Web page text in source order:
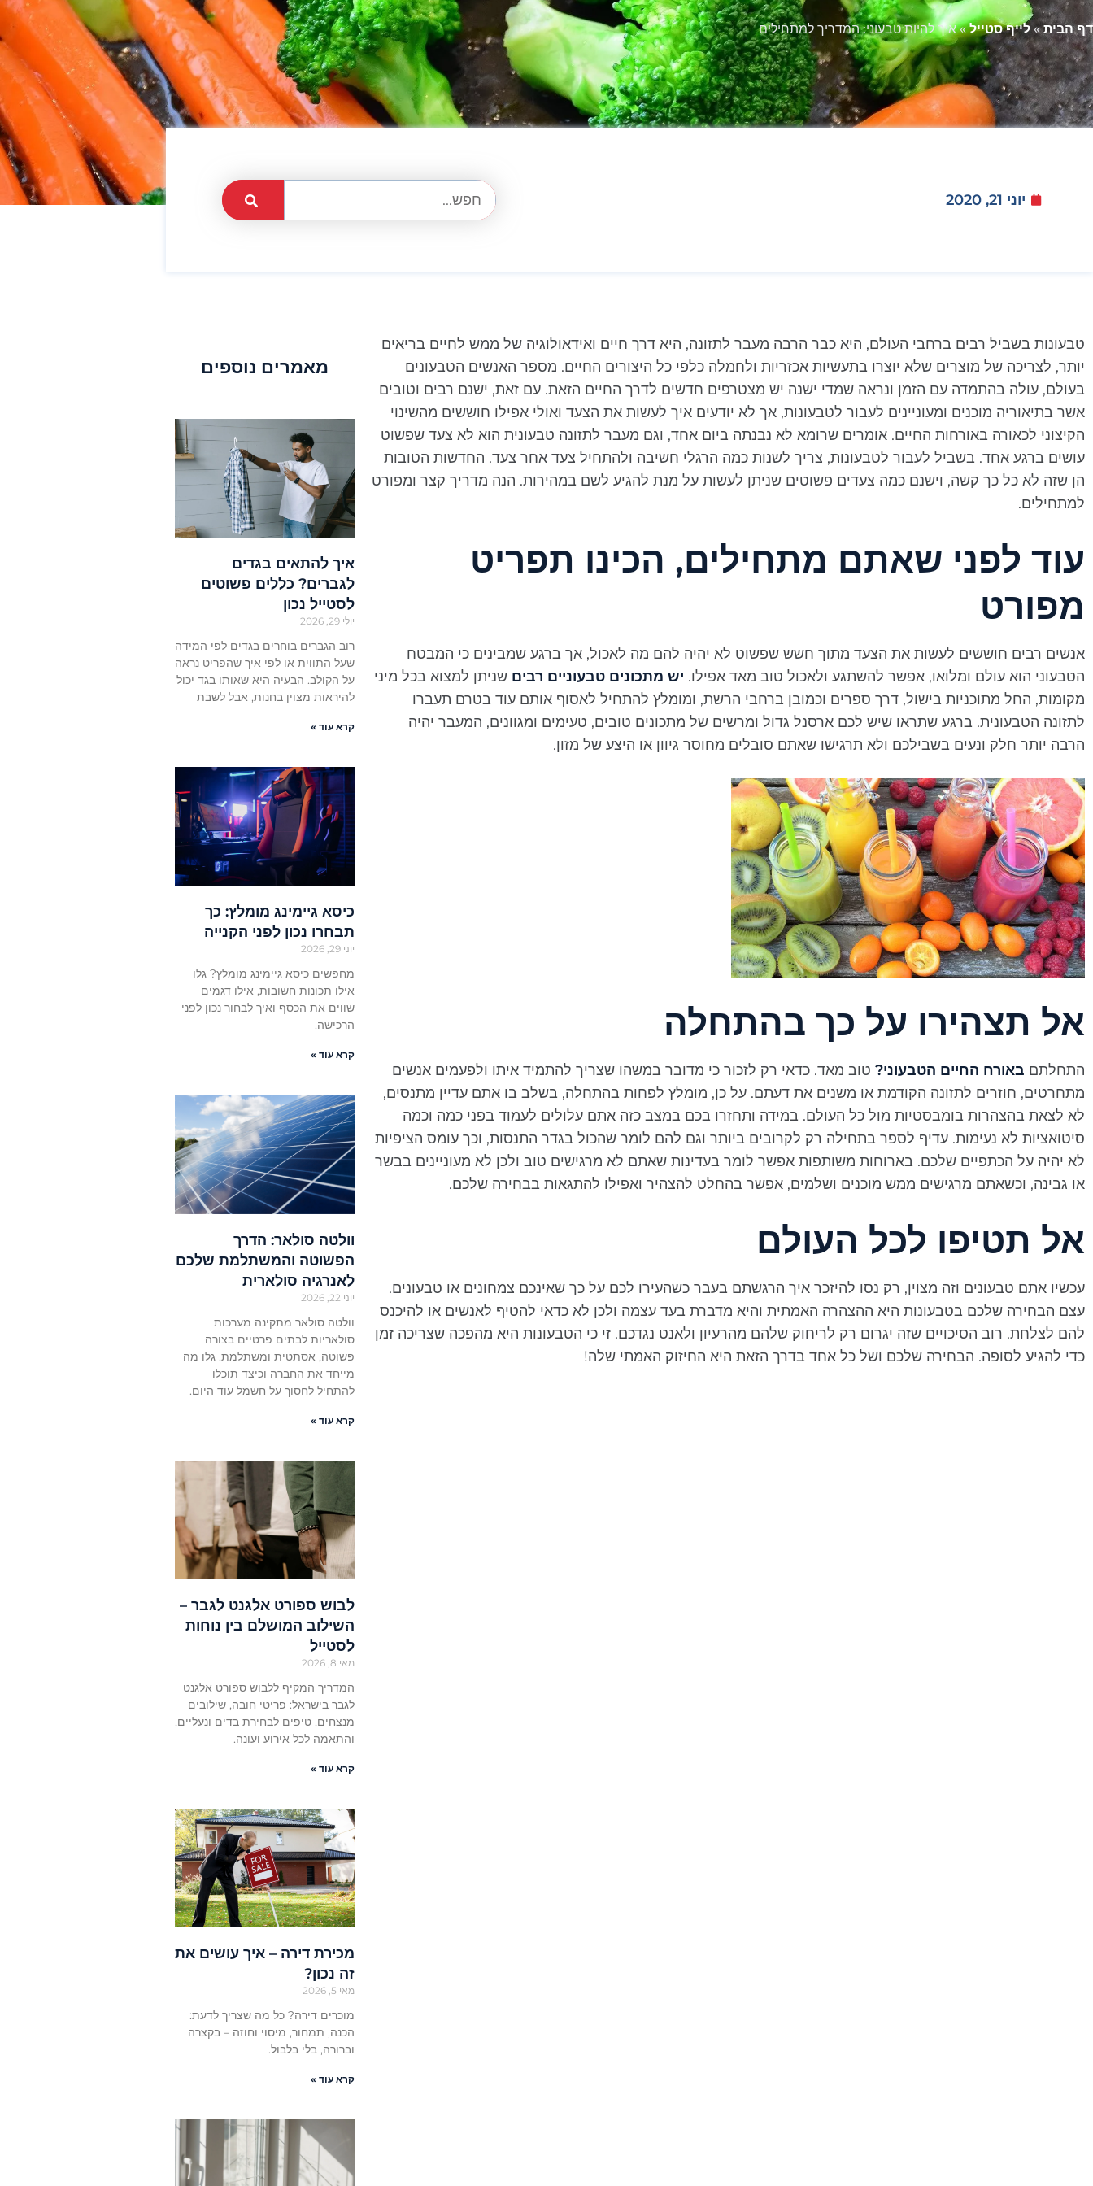
דף הבית» לייף סטייל»איך להיות טבעוני: המדריך למתחילים
יוני 21, 2020
טבעונות בשביל רבים ברחבי העולם, היא כבר הרבה מעבר לתזונה, היא דרך חיים ואידאולוגיה של ממש לחיים בריאים
יותר, לצריכה של מוצרים שלא יוצרו בתעשיות אכזריות ולחמלה כלפי כל היצורים החיים. מספר האנשים הטבעונים
בעולם, עולה בהתמדה עם הזמן ונראה שמדי ישנה יש מצטרפים חדשים לדרך החיים הזאת. עם זאת, ישנם רבים וטובים
אשר בתיאוריה מוכנים ומעוניינים לעבור לטבעונות, אך לא יודעים איך לעשות את הצעד ואולי אפילו חוששים מהשינוי
הקיצוני לכאורה באורחות החיים. אומרים שרומא לא נבנתה ביום אחד, וגם מעבר לתזונה טבעונית הוא לא צעד שפשוט
עושים ברגע אחד. בשביל לעבור לטבעונות, צריך לשנות כמה הרגלי חשיבה ולהתחיל צעד אחר צעד. החדשות הטובות
הן שזה לא כל כך קשה, וישנם כמה צעדים פשוטים שניתן לעשות על מנת להגיע לשם במהירות. הנה מדריך קצר ומפורט
למתחילים.
עוד לפני שאתם מתחילים, הכינו תפריט
מפורט
אנשים רבים חוששים לעשות את הצעד מתוך חשש שפשוט לא יהיה להם מה לאכול, אך ברגע שמבינים כי המבטח
הטבעוני הוא עולם ומלואו, אפשר להשתגע ולאכול טוב מאד אפילו. יש מתכונים טבעוניים רבים שניתן למצוא בכל מיני
מקומות, החל מתוכניות בישול, דרך ספרים וכמובן ברחבי הרשת, ומומלץ להתחיל לאסוף אותם עוד בטרם תעברו
לתזונה הטבעונית. ברגע שתראו שיש לכם ארסנל גדול ומרשים של מתכונים טובים, טעימים ומגוונים, המעבר יהיה
הרבה יותר חלק ונעים בשבילכם ולא תרגישו שאתם סובלים מחוסר גיוון או היצע של מזון.
אל תצהירו על כך בהתחלה
התחלתם באורח החיים הטבעוני? טוב מאד. כדאי רק לזכור כי מדובר במשהו שצריך להתמיד איתו ולפעמים אנשים
מתחרטים, חוזרים לתזונה הקודמת או משנים את דעתם. על כן, מומלץ לפחות בהתחלה, בשלב בו אתם עדיין מתנסים,
לא לצאת בהצהרות בומבסטיות מול כל העולם. במידה ותחזרו בכם במצב כזה אתם עלולים לעמוד בפני כמה וכמה
סיטואציות לא נעימות. עדיף לספר בתחילה רק לקרובים ביותר וגם להם לומר שהכול בגדר התנסות, וכך עומס הציפיות
לא יהיה על הכתפיים שלכם. בארוחות משותפות אפשר לומר בעדינות שאתם לא מרגישים טוב ולכן לא מעוניינים בבשר
או גבינה, וכשאתם מרגישים ממש מוכנים ושלמים, אפשר בהחלט להצהיר ואפילו להתגאות בבחירה שלכם.
אל תטיפו לכל העולם
עכשיו אתם טבעונים וזה מצוין, רק נסו להיזכר איך הרגשתם בעבר כשהעירו לכם על כך שאינכם צמחונים או טבעונים.
עצם הבחירה שלכם בטבעונות היא ההצהרה האמתית והיא מדברת בעד עצמה ולכן לא כדאי להטיף לאנשים או להיכנס
להם לצלחת. רוב הסיכויים שזה יגרום רק לריחוק שלהם מהרעיון ולאנט נגדכם. זי כי הטבעונות היא מהפכה שצריכה זמן
כדי להגיע לסופה. הבחירה שלכם ושל כל אחד בדרך הזאת היא החיזוק האמתי שלה!
מאמרים נוספים
איך להתאים בגדים
לגברים? כללים פשוטים
לסטייל נכון
יולי 29, 2026
רוב הגברים בוחרים בגדים לפי המידה
שעל התווית או לפי איך שהפריט נראה
על הקולב. הבעיה היא שאותו בגד יכול
להיראות מצוין בחנות, אבל לשבת
קרא עוד »
כיסא גיימינג מומלץ: כך
תבחרו נכון לפני הקנייה
יוני 29, 2026
מחפשים כיסא גיימינג מומלץ? גלו
אילו תכונות חשובות, אילו דגמים
שווים את הכסף ואיך לבחור נכון לפני
הרכישה.
קרא עוד »
וולטה סולאר: הדרך
הפשוטה והמשתלמת שלכם
לאנרגיה סולארית
יוני 22, 2026
וולטה סולאר מתקינה מערכות
סולאריות לבתים פרטיים בצורה
פשוטה, אסתטית ומשתלמת. גלו מה
מייחד את החברה וכיצד תוכלו
להתחיל לחסוך על חשמל עוד היום.
קרא עוד »
לבוש ספורט אלגנט לגבר –
השילוב המושלם בין נוחות
לסטייל
מאי 8, 2026
המדריך המקיף ללבוש ספורט אלגנט
לגבר בישראל: פריטי חובה, שילובים
מנצחים, טיפים לבחירת בדים ונעליים,
והתאמה לכל אירוע ועונה.
קרא עוד »
מכירת דירה – איך עושים את
זה נכון?
מאי 5, 2026
מוכרים דירה? כל מה שצריך לדעת:
הכנה, תמחור, מיסוי וחוזה – בקצרה
וברורה, בלי בלבול.
קרא עוד »